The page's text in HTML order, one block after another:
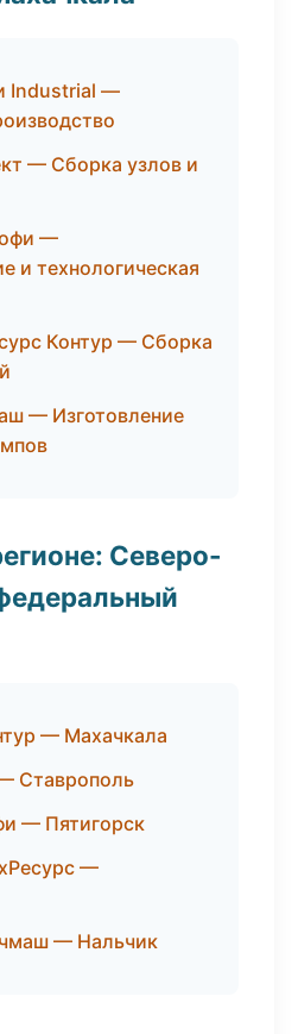
Industrial —
— Сборка узлов и
—
и технологическая
Контур — Сборка
— Изготовление
Северо-
— Махачкала
Ставрополь
— Пятигорск
—
— Нальчик